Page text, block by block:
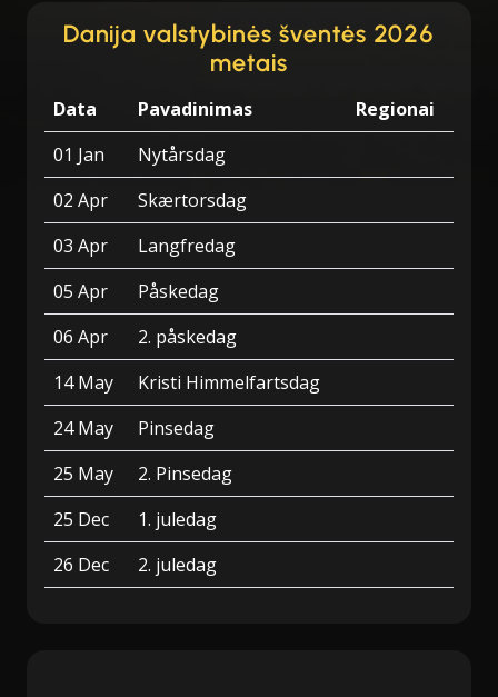
Danija valstybinės šventės 2026
metais
Data Pavadinimas
Regionai
01 Jan
Nytårsdag
02 Apr
Skærtorsdag
03 Apr
Langfredag
05 Apr
Påskedag
06 Apr
2. påskedag
14 May
Kristi Himmelfartsdag
24 May
Pinsedag
25 May
2. Pinsedag
25 Dec
1. juledag
26 Dec
2. juledag